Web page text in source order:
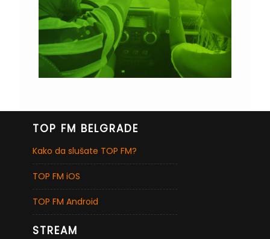
TOP FM BELGRADE
Kako da slušate TOP FM?
TOP FM iOS
TOP FM Android
STREAM